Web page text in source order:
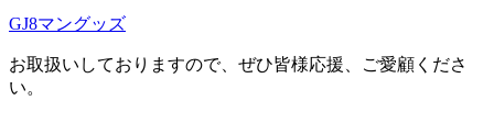
GJ8マングッズ
お取扱いしておりますので、ぜひ皆様応援、ご愛顧くださ
い。